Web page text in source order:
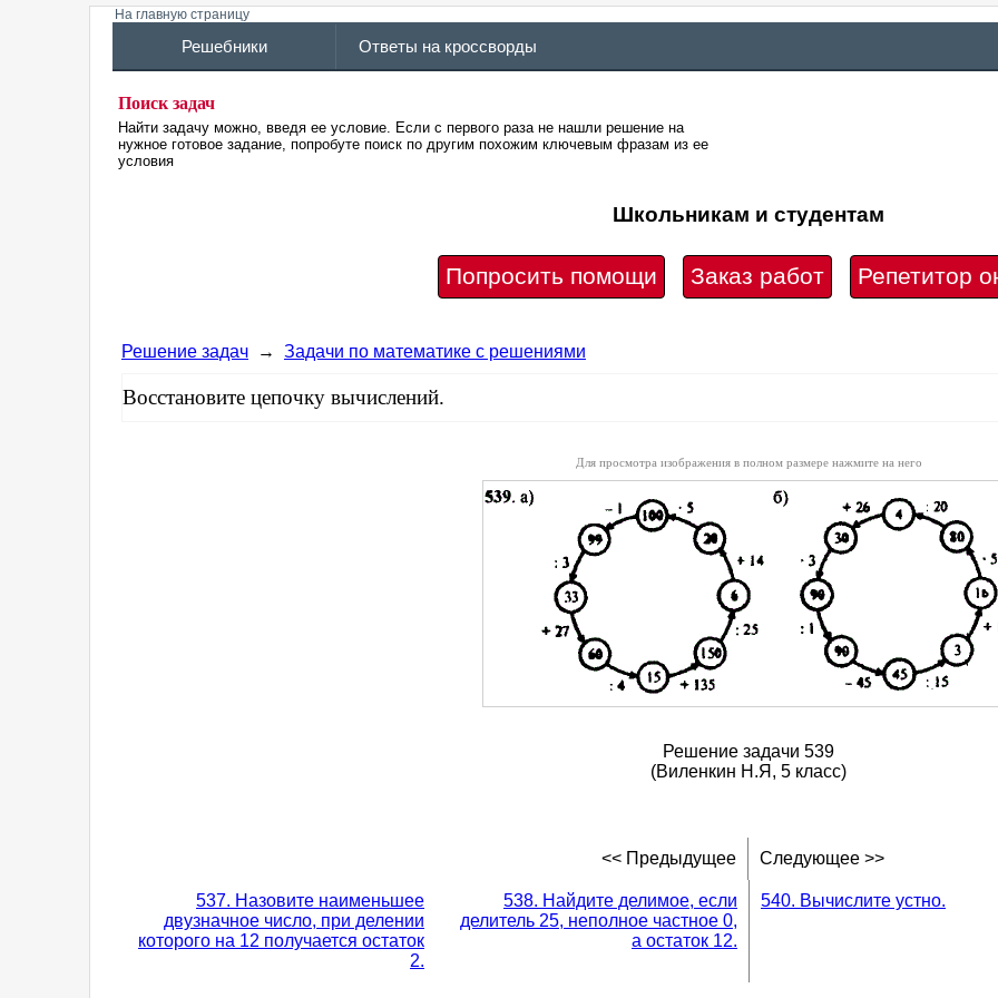
На главную страницу
Решебники Ответы на кроссворды
Поиск задач
Найти задачу можно, введя ее условие. Если с первого раза не нашли решение на
нужное готовое задание, попробуте поиск по другим похожим ключевым фразам из ее
условия
Школьникам и студентам
Попросить помощи Заказ работ Репетитор
Решение задач → Задачи по математике с решениями
Восстановите цепочку вычислений.
Для просмотра изображения в полном размере нажмите на него
Решение задачи 539
(Виленкин Н.Я, 5 класс)
<< Предыдущее Следующее >>
537. Назовите наименьшее
двузначное число, при делении
которого на 12 получается остаток
2.
538. Найдите делимое, если
делитель 25, неполное частное 0,
а остаток 12.
540. Вычислите устно.